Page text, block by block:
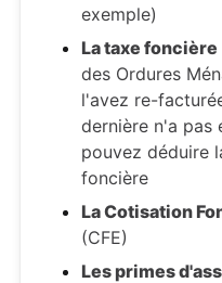
exemple)
La taxe foncière
des Ordures
l'avez re-
dernière n'a pas
pouvez déduire
foncière
La Cotisation
(CFE)
Les primes